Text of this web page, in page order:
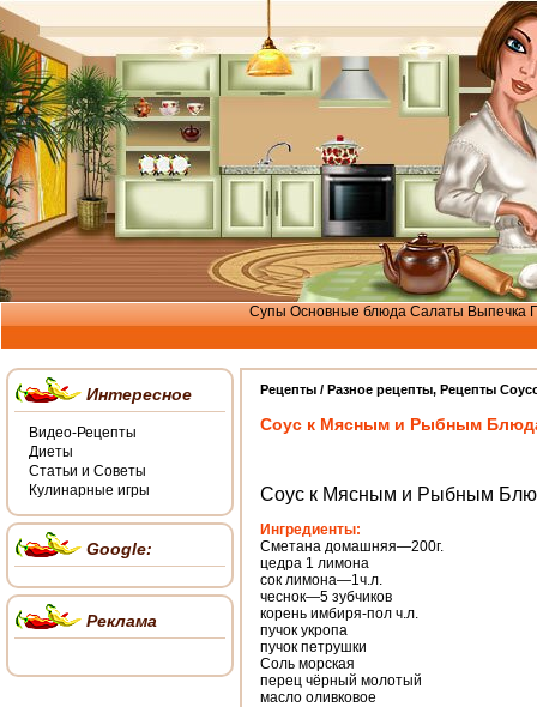
Супы Основные блюда Салаты Выпечка
Рецепты / Разное рецепты, Рецепты
Соус к Мясным и Рыбным
Соус к Мясным и Рыбным
Ингредиенты:
Сметана домашняя—200г.
цедра 1 лимона
сок лимона—1ч.л.
чеснок—5 зубчиков
корень имбиря-пол ч.л.
пучок укропа
пучок петрушки
Соль морская
перец чёрный молотый
масло оливковое
Интересное
Видео-Рецепты
Диеты
Статьи и Советы
Кулинарные игры
Google:
Реклама